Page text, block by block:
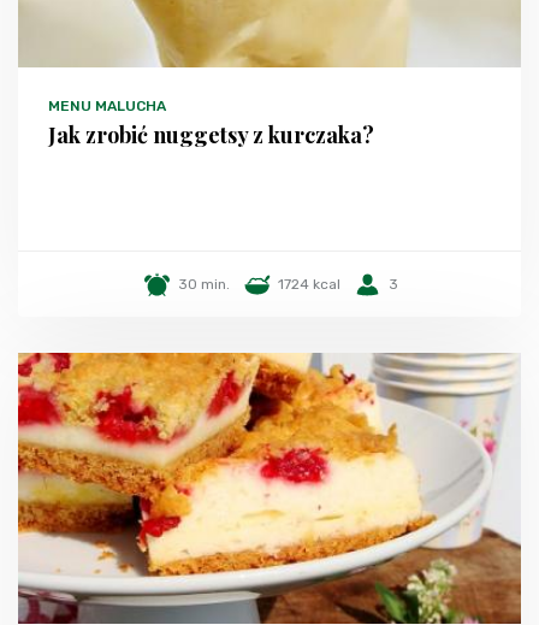
MENU MALUCHA
Jak zrobić nuggetsy z kurczaka?
30 min. 1724 kcal 3